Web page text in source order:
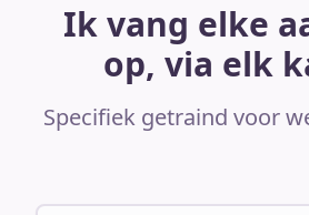
Ik vang elke
op, via elk
Specifiek getraind voor